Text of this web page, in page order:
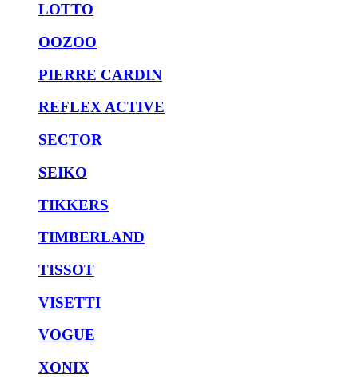
LOTTO
OOZOO
PIERRE CARDIN
REFLEX ACTIVE
SECTOR
SEIKO
TIKKERS
TIMBERLAND
TISSOT
VISETTI
VOGUE
XONIX